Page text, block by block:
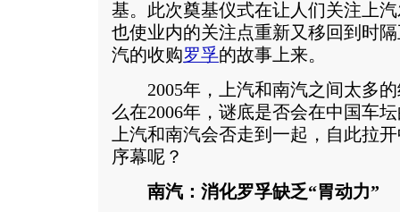
基。此次奠基仪式在让人们关注上
也使业内的关注点重新又移回到时
汽的收购罗孚的故事上来。
2005年，上汽和南汽之间太多的
么在2006年，谜底是否会在中国车
上汽和南汽会否走到一起，自此拉
序幕呢？
南汽：消化罗孚缺乏“胃动力”